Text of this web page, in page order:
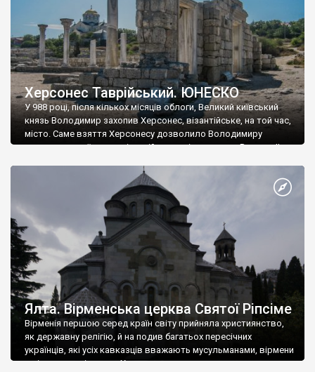
Херсонес Таврійський. ЮНЕСКО
У 988 році, після кількох місяців облоги, Великий київський
князь Володимир захопив Херсонес, візантійське, на той час,
місто. Саме взяття Херсонесу дозволило Володимиру
диктувати свої умови візантійському імператору Василю ІІ, та
Херсонесі Володимир-язичник, став Василем-християнином.
А потім було Хрещення Русі. На честь Херсонесу Таврійського
Ялта. Вірменська церква Святої Ріпсіме
Вірменія першою серед країн світу прийняла християнство,
як державну релігію, й на подив багатьох пересічних
українців, які усіх кавказців вважають мусульманами, вірмени
є відданими вірянами Христа